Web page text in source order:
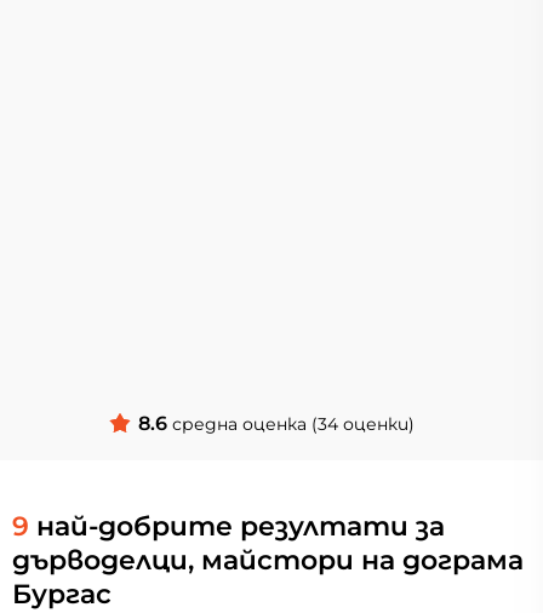
8.6средна оценка (34 оценки)
9 най-добрите резултати за
дърводелци, майстори на дограма
Бургас